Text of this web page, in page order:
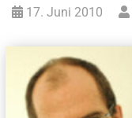
17. Juni 2010